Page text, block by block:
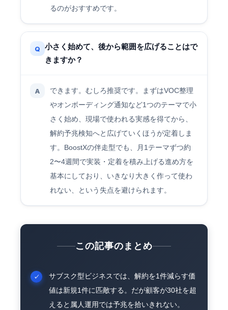
るのがおすすめです。
Q
小さく始めて、後から範囲を広げることはで
きますか？
A
できます。むしろ推奨です。まずはVOC整理
やオンボーディング通知など1つのテーマで小
さく始め、現場で使われる実感を得てから、
解約予兆検知へと広げていくほうが定着しま
す。BoostXの伴走型でも、月1テーマずつ約
2〜4週間で実装・定着を積み上げる進め方を
基本にしており、いきなり大きく作って使わ
れない、という失点を避けられます。
この記事のまとめ
サブスク型ビジネスでは、解約を1件減らす価
値は新規1件に匹敵する。だが顧客が30社を超
えると属人運用では予兆を拾いきれない。